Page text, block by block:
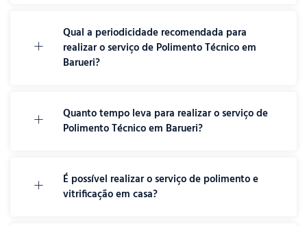
Qual a periodicidade recomendada para
realizar o serviço de Polimento Técnico em
Barueri?
Quanto tempo leva para realizar o serviço de
Polimento Técnico em Barueri?
É possível realizar o serviço de polimento e
vitrificação em casa?